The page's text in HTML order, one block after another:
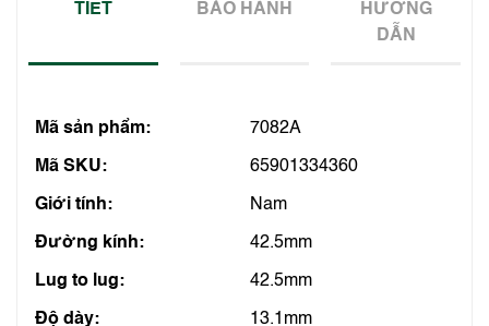
TIẾT BẢO HÀNH
HƯỚNG
DẪN
Mã sản phẩm: 7082A
Mã SKU: 65901334360
Giới tính: Nam
Đường kính: 42.5mm
Lug to lug: 42.5mm
Độ dày: 13.1mm